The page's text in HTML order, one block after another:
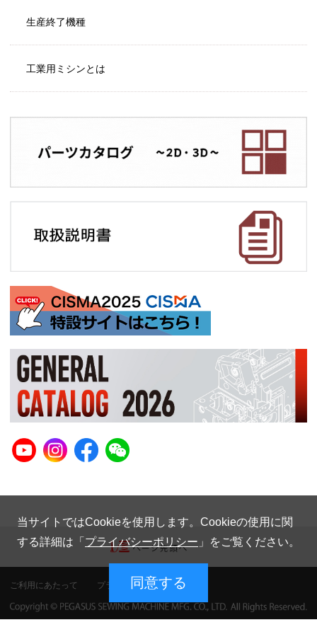
生産終了機種
工業用ミシンとは
ご利用にあたって プライバシーポリシー
当サイトではCookieを使用します。Cookieの使用に関
する詳細は「 プライバシーポリシー 」をご覧ください。
同意する